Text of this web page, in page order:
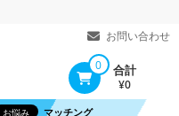
お問い合わせ
0 合計
¥0
お悩み マッチング